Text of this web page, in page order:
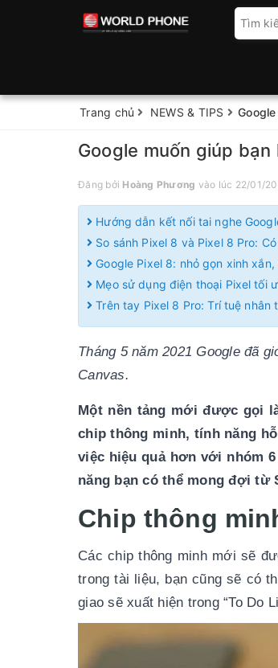
Trang chủ NEWS & TIPS
Google muốn giúp
Đăng bởi Hoàng Phương vào lúc 22/01/
Hướng dẫn kết nối tai nghe
So sánh Pixel 8 và Pixel 8 Pro:
Google Pixel 8: nhỏ gọn xinh
Mẹo sử dụng điện thoại Pixel tối
Trên tay Pixel 8 Pro: Trí tuệ
Tháng 5 năm 2021 Google đã
Canvas.
Một nền tảng mới được gọi
chip thông minh, tính năng
việc hiệu quả hơn với nhóm
năng bạn có thể mong đợi từ
Chip thông
Các chip thông minh mới sẽ
trong tài liệu, bạn cũng sẽ có
giao sẽ xuất hiện trong “To Do